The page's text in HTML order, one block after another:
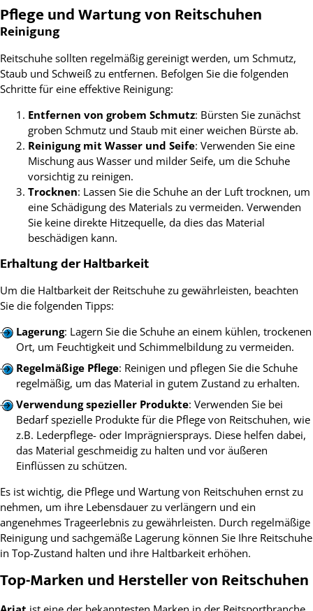
Pflege und Wartung von Reitschuhen
Reinigung
Reitschuhe sollten regelmäßig gereinigt werden, um Schmutz,
Staub und Schweiß zu entfernen. Befolgen Sie die folgenden
Schritte für eine effektive Reinigung:
Entfernen von grobem Schmutz: Bürsten Sie zunächst
groben Schmutz und Staub mit einer weichen Bürste ab.
Reinigung mit Wasser und Seife: Verwenden Sie eine
Mischung aus Wasser und milder Seife, um die Schuhe
vorsichtig zu reinigen.
Trocknen: Lassen Sie die Schuhe an der Luft trocknen, um
eine Schädigung des Materials zu vermeiden. Verwenden
Sie keine direkte Hitzequelle, da dies das Material
beschädigen kann.
Erhaltung der Haltbarkeit
Um die Haltbarkeit der Reitschuhe zu gewährleisten, beachten
Sie die folgenden Tipps:
Lagerung: Lagern Sie die Schuhe an einem kühlen, trockenen
Ort, um Feuchtigkeit und Schimmelbildung zu vermeiden.
Regelmäßige Pflege: Reinigen und pflegen Sie die Schuhe
regelmäßig, um das Material in gutem Zustand zu erhalten.
Verwendung spezieller Produkte: Verwenden Sie bei
Bedarf spezielle Produkte für die Pflege von Reitschuhen, wie
z.B. Lederpflege- oder Imprägniersprays. Diese helfen dabei,
das Material geschmeidig zu halten und vor äußeren
Einflüssen zu schützen.
Es ist wichtig, die Pflege und Wartung von Reitschuhen ernst zu
nehmen, um ihre Lebensdauer zu verlängern und ein
angenehmes Trageerlebnis zu gewährleisten. Durch regelmäßige
Reinigung und sachgemäße Lagerung können Sie Ihre Reitschuhe
in Top-Zustand halten und ihre Haltbarkeit erhöhen.
Top-Marken und Hersteller von Reitschuhen